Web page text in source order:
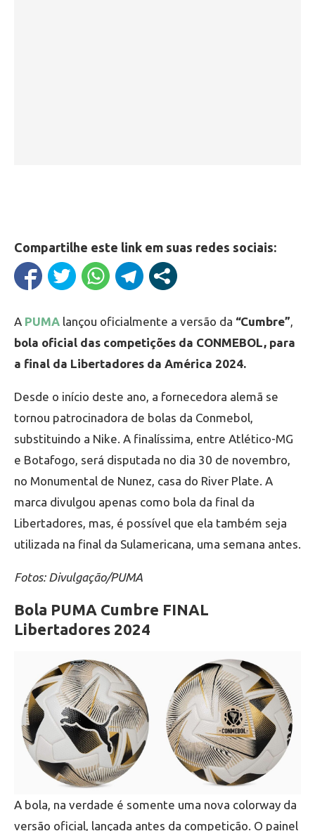
Compartilhe este link em suas redes sociais:
A PUMA lançou oficialmente a versão da “Cumbre”,
bola oficial das competições da CONMEBOL, para
a final da Libertadores da América 2024.
Desde o início deste ano, a fornecedora alemã se
tornou patrocinadora de bolas da Conmebol,
substituindo a Nike. A finalíssima, entre Atlético-MG
e Botafogo, será disputada no dia 30 de novembro,
no Monumental de Nunez, casa do River Plate. A
marca divulgou apenas como bola da final da
Libertadores, mas, é possível que ela também seja
utilizada na final da Sulamericana, uma semana antes.
Fotos: Divulgação/PUMA
Bola PUMA Cumbre FINAL
Libertadores 2024
A bola, na verdade é somente uma nova colorway da
versão oficial, lançada antes da competição. O painel